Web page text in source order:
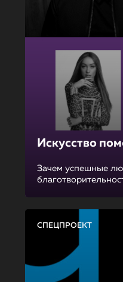
Искусство
Зачем успешные
СПЕЦПРОЕКТ